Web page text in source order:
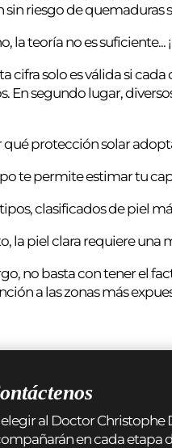
sin riesgo de quemaduras
la teoría no es
cifra solo es válida si
En segundo lugar,
qué protección solar
te permite estimar tu
clasificados de piel
la piel clara requiere una
no basta con tener el
a las zonas más
al Doctor Christophe
en cada etapa